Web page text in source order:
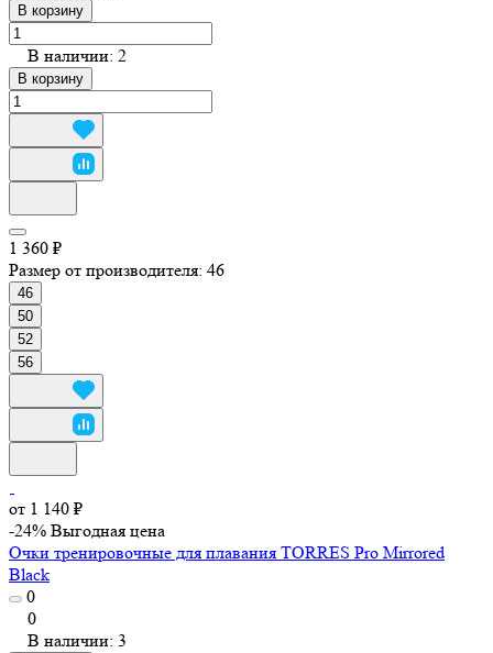
В корзину
В наличии: 2
В корзину
1 360 ₽
Размер от производителя: 46
46
50
52
56
от 1 140 ₽
-24% Выгодная цена
Очки тренировочные для плавания TORRES Pro Mirrored
Black
0
0
В наличии: 3